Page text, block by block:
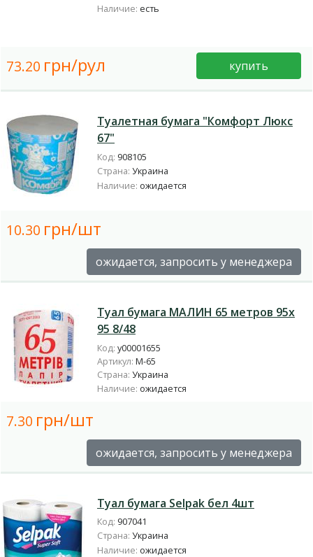
Наличие: есть
73.20 грн/рул купить
Туалетная бумага "Комфорт Люкс
67"
Код: 908105
Страна: Украина
Наличие: ожидается
10.30 грн/шт
ожидается, запросить у менеджера
Туал бумага МАЛИН 65 метров 95х
95 8/48
Код: у00001655
Артикул: М-65
Страна: Украина
Наличие: ожидается
7.30 грн/шт
ожидается, запросить у менеджера
Туал бумага Selpak бел 4шт
Код: 907041
Страна: Украина
Наличие: ожидается